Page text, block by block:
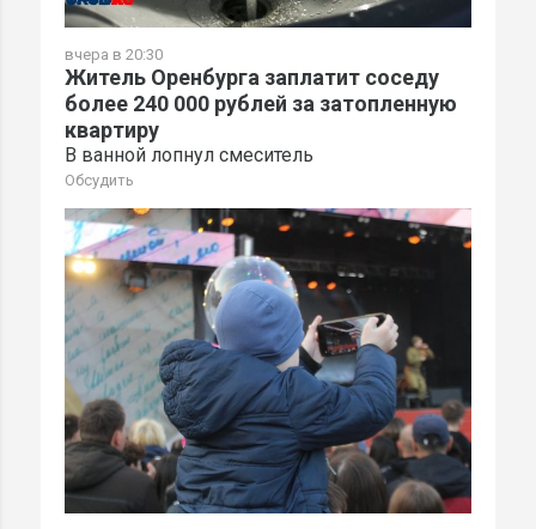
вчера в 20:30
Житель Оренбурга заплатит соседу
более 240 000 рублей за затопленную
квартиру
В ванной лопнул смеситель
Обсудить